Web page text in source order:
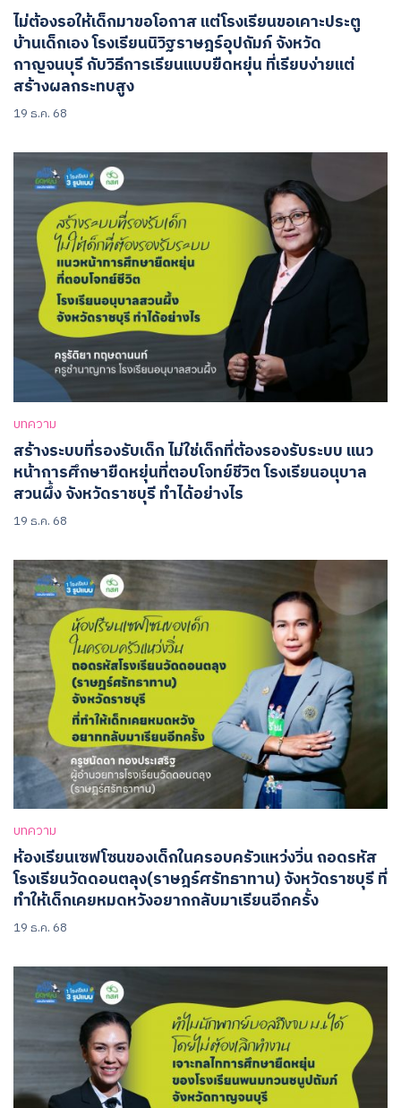
ไม่ต้องรอให้เด็กมาขอโอกาส แต่โรงเรียนขอเคาะประตู
บ้านเด็กเอง โรงเรียนนิวิฐราษฎร์อุปถัมภ์ จังหวัด
กาญจนบุรี กับวิธีการเรียนแบบยืดหยุ่น ที่เรียบง่ายแต่
สร้างผลกระทบสูง
19 ธ.ค. 68
บทความ
สร้างระบบที่รองรับเด็ก ไม่ใช่เด็กที่ต้องรองรับระบบ แนว
หน้าการศึกษายืดหยุ่นที่ตอบโจทย์ชีวิต โรงเรียนอนุบาล
สวนผึ้ง จังหวัดราชบุรี ทำได้อย่างไร
19 ธ.ค. 68
บทความ
ห้องเรียนเซฟโซนของเด็กในครอบครัวแหว่งวิ่น ถอดรหัส
โรงเรียนวัดดอนตลุง(ราษฎร์ศรัทธาทาน) จังหวัดราชบุรี ที่
ทำให้เด็กเคยหมดหวังอยากกลับมาเรียนอีกครั้ง
19 ธ.ค. 68